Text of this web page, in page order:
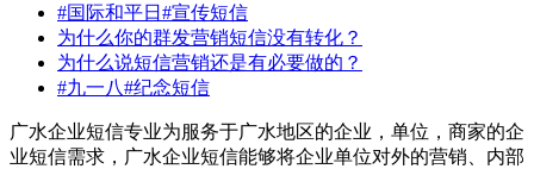
#国际和平日#宣传短信
为什么你的群发营销短信没有转化？
为什么说短信营销还是有必要做的？
#九一八#纪念短信
广水企业短信专业为服务于广水地区的企业，单位，商家的企
业短信需求，广水企业短信能够将企业单位对外的营销、内部